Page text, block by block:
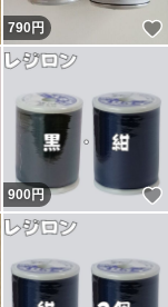
いいね！
790円
いいね！
900円